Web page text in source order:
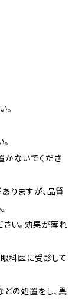
。
かないでくださ
りますが、品質
さい。効果が薄れ
科医に受診して
どの処置をし、異